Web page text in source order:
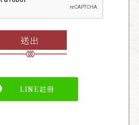
下隱私權及資訊安全保護政
及科技的變遷，適時更新並公
送出
LINE註冊